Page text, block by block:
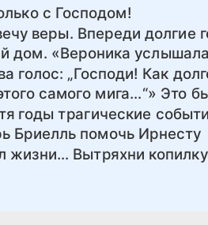
с Господом!
веры. Впереди долгие
дом. «Вероника услышала
голос: „Господи! Как
самого мига…“» Это
годы трагические
Бриелль помочь Ирнесту
жизни… Вытряхни копилку